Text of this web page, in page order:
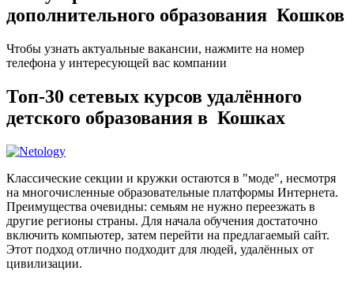
дополнительного образования Кошков
Чтобы узнать актуальные вакансии, нажмите на номер
телефона у интересующей вас компании
Топ-30 сетевых курсов удалённого
детского образования в Кошках
Классические секции и кружки остаются в "моде", несмотря
на многочисленные образовательные платформы Интернета.
Преимущества очевидны: семьям не нужно переезжать в
другие регионы страны. Для начала обучения достаточно
включить компьютер, затем перейти на предлагаемый сайт.
Этот подход отлично подходит для людей, удалённых от
цивилизации.